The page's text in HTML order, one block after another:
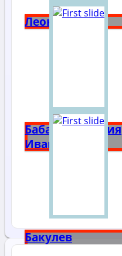
Леон Бакст
Бабанова Мария
Ивановна
Бакулев